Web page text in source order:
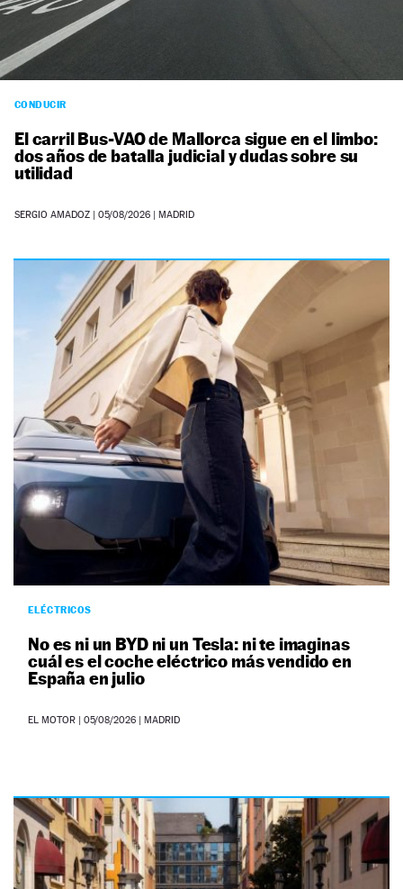
CONDUCIR
El carril Bus-VAO de Mallorca sigue en el limbo:
dos años de batalla judicial y dudas sobre su
utilidad
SERGIO AMADOZ 05/08/2026 | MADRID
ELÉCTRICOS
No es ni un BYD ni un Tesla: ni te imaginas
cuál es el coche eléctrico más vendido en
España en julio
EL MOTOR | 05/08/2026 | MADRID